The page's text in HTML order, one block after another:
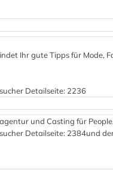
Ihr gute Tipps für Mode,
Detailseite: 2236
und Casting für
und
Detailseite: 2384